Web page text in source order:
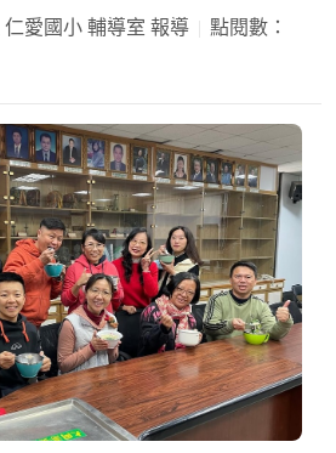
仁愛國小 輔導室 報導
點閱數：